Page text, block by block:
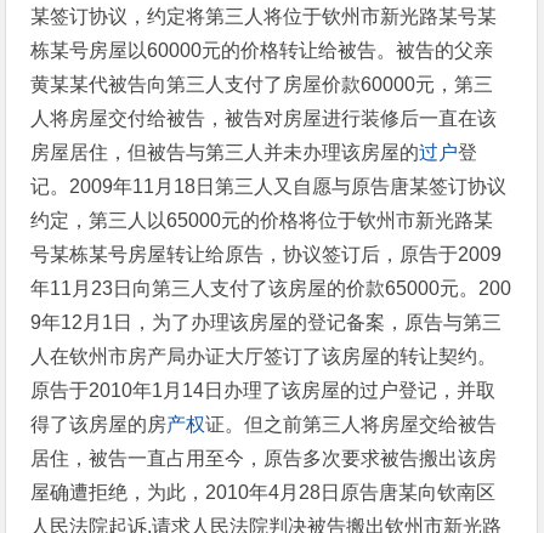
某签订协议，约定将第三人将位于钦州市新光路某号某
栋某号房屋以60000元的价格转让给被告。被告的父亲
黄某某代被告向第三人支付了房屋价款60000元，第三
人将房屋交付给被告，被告对房屋进行装修后一直在该
房屋居住，但被告与第三人并未办理该房屋的过户登
记。2009年11月18日第三人又自愿与原告唐某签订协议
约定，第三人以65000元的价格将位于钦州市新光路某
号某栋某号房屋转让给原告，协议签订后，原告于2009
年11月23日向第三人支付了该房屋的价款65000元。200
9年12月1日，为了办理该房屋的登记备案，原告与第三
人在钦州市房产局办证大厅签订了该房屋的转让契约。
原告于2010年1月14日办理了该房屋的过户登记，并取
得了该房屋的房产权证。但之前第三人将房屋交给被告
居住，被告一直占用至今，原告多次要求被告搬出该房
屋确遭拒绝，为此，2010年4月28日原告唐某向钦南区
人民法院起诉,请求人民法院判决被告搬出钦州市新光路